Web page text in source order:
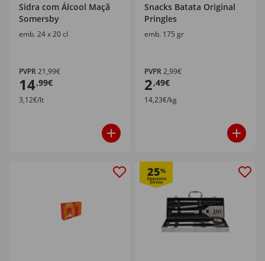
Sidra com Álcool Maçã
Somersby
emb. 24 x 20 cl
PVPR21,99€
14,99€
3,12€/lt
Snacks Batata Original
Pringles
emb. 175 gr
PVPR2,99€
2,49€
14,23€/kg
25%